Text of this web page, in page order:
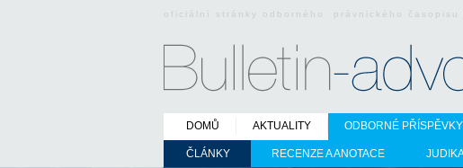
oficiální stránky odborného právnického
DOMŮ AKTUALITY ODBORNÉ PŘÍSPĚVKY
ČLÁNKY RECENZE A ANOTACE